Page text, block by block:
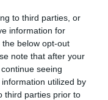
to third parties, or
information for
below opt-out
note that after your
seeing
utilized by
third parties prior to